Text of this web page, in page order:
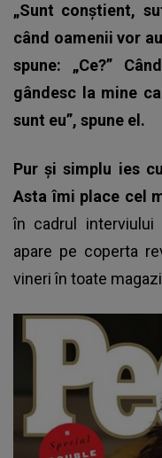
„Sunt conştient,
când oamenii vor
spune: „Ce?”
gândesc la mine
sunt eu”, spune el.
Pur și simplu ies
Asta îmi place cel
în cadrul interviului
apare pe coperta
vineri în toate